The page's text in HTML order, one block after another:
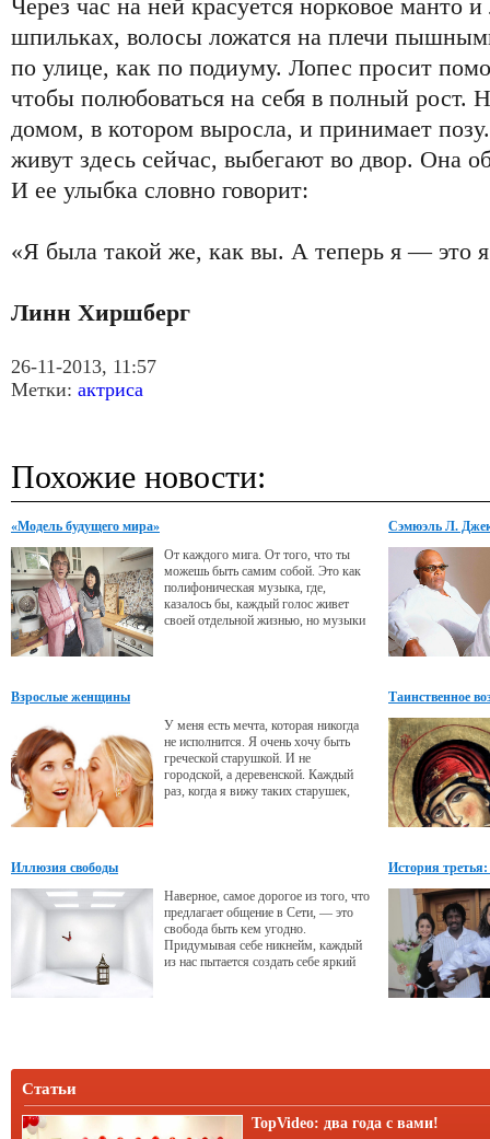
Через час на ней красуется норковое манто
шпильках, волосы ложатся на плечи
по улице, как по подиуму. Лопес просит
чтобы полюбоваться на себя в полный рост.
домом, в котором выросла, и принимает
живут здесь сейчас, выбегают во двор. Она
И ее улыбка словно говорит:
«Я была такой же, как вы. А теперь я — это
Линн Хиршберг
26-11-2013, 11:57
Метки: актриса
Похожие новости:
«Модель будущего мира»
От каждого мига. От того, что ты
можешь быть самим собой. Это как
полифоническая музыка, где,
казалось бы, каждый голос живет
своей отдельной жизнью, но музыки
Сэмюэль Л.
Взрослые женщины
У меня есть мечта, которая никогда
не исполнится. Я очень хочу быть
греческой старушкой. И не
городской, а деревенской. Каждый
раз, когда я вижу таких старушек,
Таинственное
Иллюзия свободы
Наверное, самое дорогое из того, что
предлагает общение в Сети, — это
свобода быть кем угодно.
Придумывая себе никнейм, каждый
из нас пытается создать себе яркий
История
Статьи
TopVideo: два года с вами!